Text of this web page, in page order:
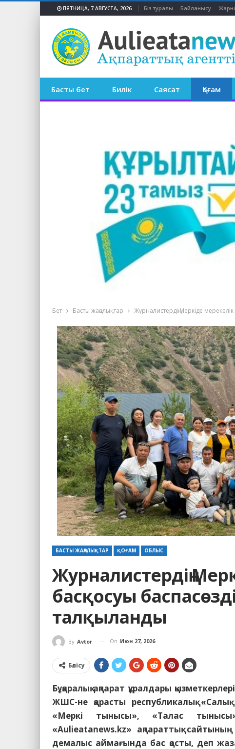
ПЯТНИЦА, 7 АВГУСТА, 2026 Біз туралы Байланысу
Басты бет Билік Саясат Қоғам
Бет Басты жаңалықтар Журналистердің Меркіде мерекелік
БАСТЫ ЖАҢАЛЫҚТАР ҚОҒАМ ОБЛЫС
Журналистердің
басқосуы
талқыланды
By Avtor On Июн 27, 2026
Бөлісу
Бұқаралық ақпарат құралдары
ЖШС-не қарасты республикалық
«Меркі тынысы», «Талас
«Аulieatanews.kz» ақпараттық
демалыс аймағында бас қосты, деп